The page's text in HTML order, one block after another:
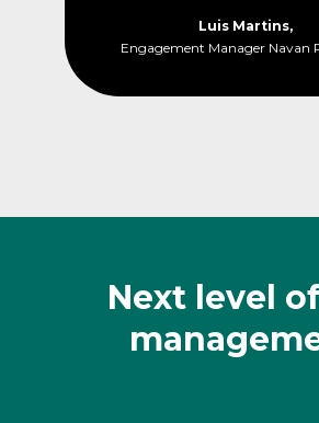
Luis Martins,
Engagement Manager Navan
Next level